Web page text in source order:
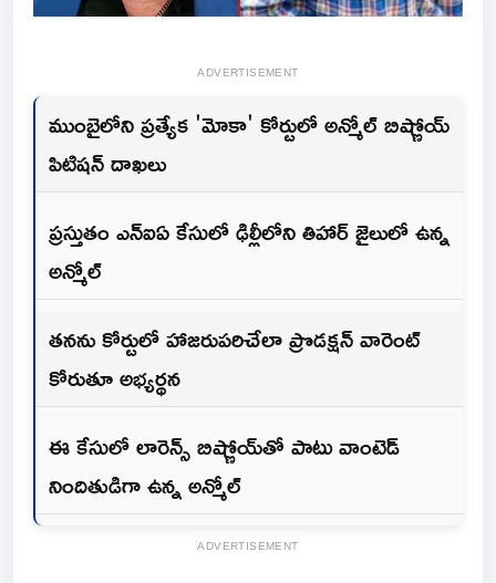
ADVERTISEMENT
ముంబైలోని ప్రత్యేక 'మోకా' కోర్టులో అన్మోల్ బిష్ణోయ్
పిటిషన్ దాఖలు
ప్రస్తుతం ఎన్ఐఏ కేసులో ఢిల్లీలోని తిహార్ జైలులో ఉన్న
అన్మోల్
తనను కోర్టులో హాజరుపరిచేలా ప్రొడక్షన్ వారెంట్
కోరుతూ అభ్యర్థన
ఈ కేసులో లారెన్స్ బిష్ణోయ్‌తో పాటు వాంటెడ్
నిందితుడిగా ఉన్న అన్మోల్
ADVERTISEMENT